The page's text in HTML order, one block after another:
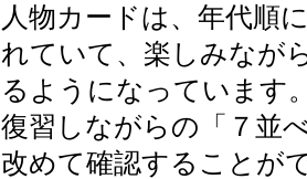
人物カードは、年代順
れていて、楽しみなが
るようになっています
復習しながらの「７並
改めて確認することが